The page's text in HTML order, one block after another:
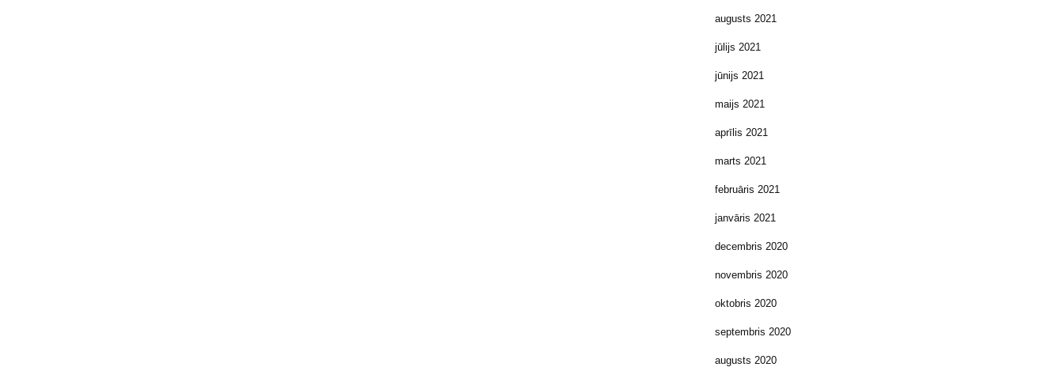
augusts 2021
jūlijs 2021
jūnijs 2021
maijs 2021
aprīlis 2021
marts 2021
februāris 2021
janvāris 2021
decembris 2020
novembris 2020
oktobris 2020
septembris 2020
augusts 2020